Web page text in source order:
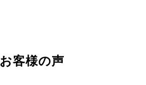
お客様の声